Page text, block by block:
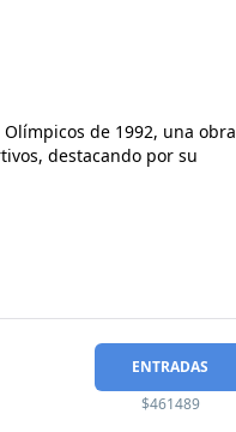
de 1992, una obra
destacando por su
ENTRADAS
$461489